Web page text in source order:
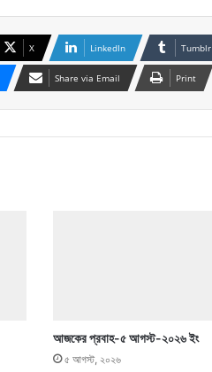
X LinkedIn Tumblr
Share via Email Print
আজকের প্রবাহ-৫ আগস্ট-২০২৬ ইং
৫ আগস্ট, ২০২৬